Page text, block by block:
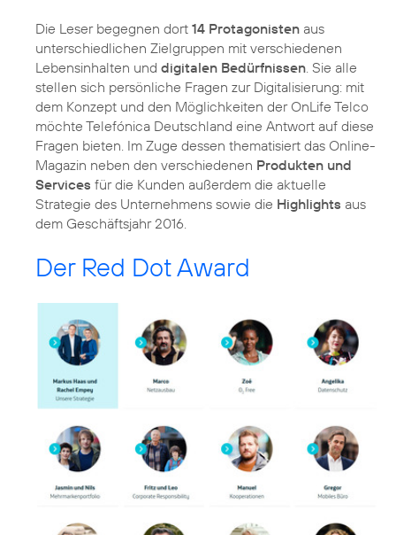
Die Leser begegnen dort 14 Protagonisten aus
unterschiedlichen Zielgruppen mit verschiedenen
Lebensinhalten und digitalen Bedürfnissen. Sie alle
stellen sich persönliche Fragen zur Digitalisierung: mit
dem Konzept und den Möglichkeiten der OnLife Telco
möchte Telefónica Deutschland eine Antwort auf diese
Fragen bieten. Im Zuge dessen thematisiert das Online-
Magazin neben den verschiedenen Produkten und
Services für die Kunden außerdem die aktuelle
Strategie des Unternehmens sowie die Highlights aus
dem Geschäftsjahr 2016.
Der Red Dot Award